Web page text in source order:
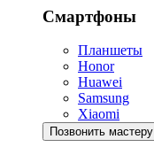
Смартфоны
Планшеты
Honor
Huawei
Samsung
Xiaomi
Позвонить мастеру